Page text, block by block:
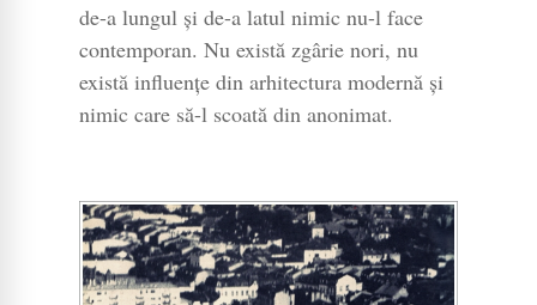
de-a lungul și de-a latul nimic nu-l face
contemporan. Nu există zgârie nori, nu
există influențe din arhitectura modernă și
nimic care să-l scoată din anonimat.